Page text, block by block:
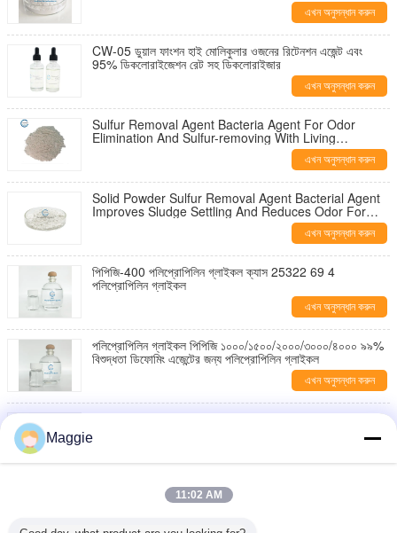
এখন অনুসন্ধান করুন
CW-05 ডুয়াল ফাংশন হাই মোলিকুলার ওজনের রিটেনশন এজেন্ট এবং
95% ডিকলোরাইজেশন রেট সহ ডিকলোরাইজার
এখন অনুসন্ধান করুন
Sulfur Removal Agent Bacteria Agent For Odor
Elimination And Sulfur-removing With Living
এখন অনুসন্ধান করুন
Solid Powder Sulfur Removal Agent Bacterial Agent
Improves Sludge Settling And Reduces Odor For
এখন অনুসন্ধান করুন
পিপিজি-400 পলিপ্রোপিলিন গ্লাইকল ক্যাস 25322 69 4
পলিপ্রোপিলিন গ্লাইকল
এখন অনুসন্ধান করুন
পলিপ্রোপিলিন গ্লাইকল পিপিজি ১০০০/১৫০০/২০০০/৩০০০/৪০০০ ৯৯%
বিশুদ্ধতা ডিফোমিং এজেন্টের জন্য পলিপ্রোপিলিন গ্লাইকল
এখন অনুসন্ধান করুন
পলিপ্রোপিলিন গ্লাইকল পিপিজি-6000 25322-69-4 1000 2000
PPG 200 400 600 1000 1500 2000 3000 4000 6000
8000 99% Purity Polypropylene Glycol
Maggie
11:02 AM